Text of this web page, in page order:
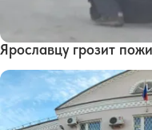
Ярославцу грозит